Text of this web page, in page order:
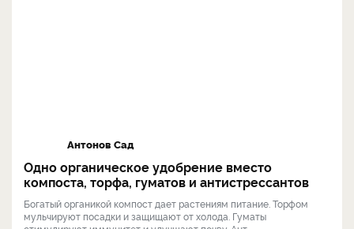
Антонов Сад
Одно органическое удобрение вместо
компоста, торфа, гуматов и антистрессантов
Богатый органикой компост дает растениям питание. Торфом
мульчируют посадки и защищают от холода. Гуматы